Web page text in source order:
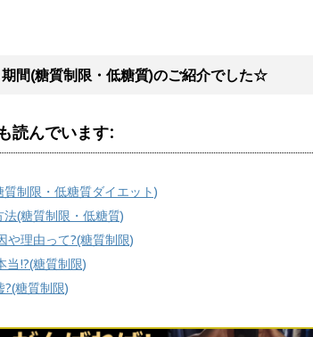
間(糖質制限・低糖質)のご紹介でした☆
読んでいます:
制限・低糖質ダイエット)
(糖質制限・低糖質)
や理由って?(糖質制限)
当!?(糖質制限)
糖質制限)